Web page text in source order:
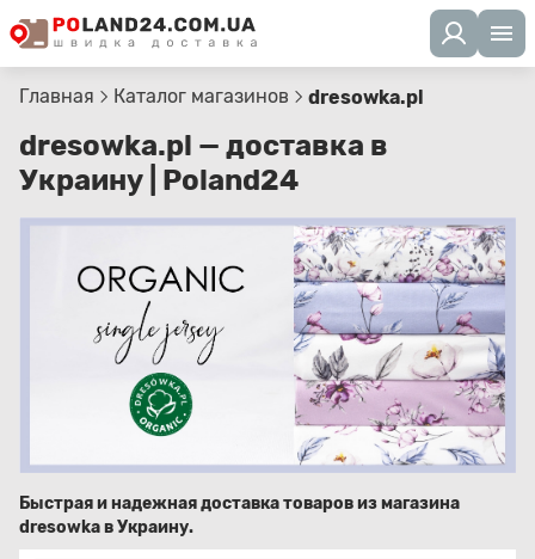
Главная Каталог магазинов dresowka.pl
dresowka.pl — доставка в
Украину | Poland24
Быстрая и надежная доставка товаров из магазина
dresowka в Украину.